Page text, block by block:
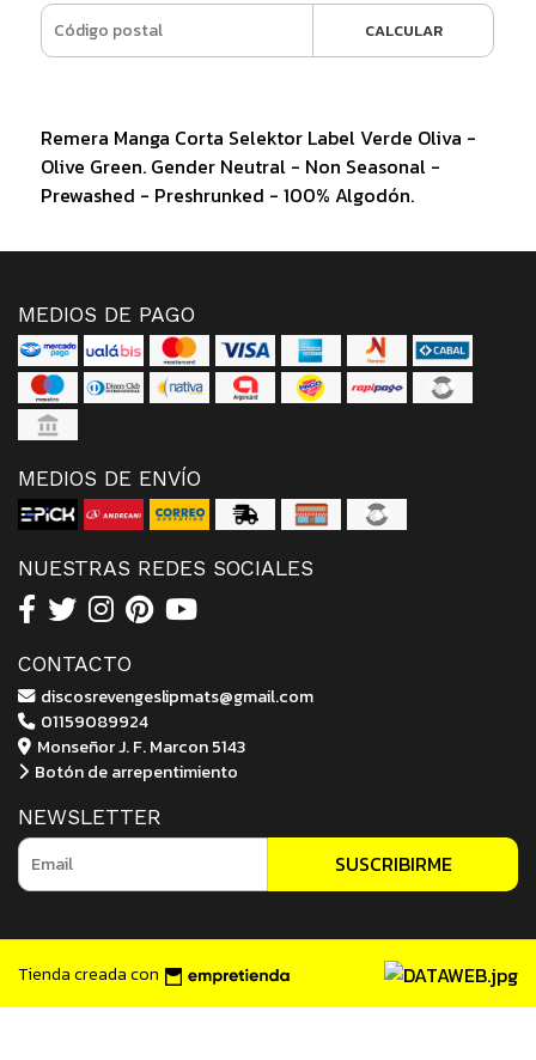
CALCULAR
Remera Manga Corta Selektor Label Verde Oliva -
Olive Green. Gender Neutral - Non Seasonal -
Prewashed - Preshrunked - 100% Algodón.
MEDIOS DE PAGO
MEDIOS DE ENVÍO
NUESTRAS REDES SOCIALES
CONTACTO
discosrevengeslipmats@gmail.com
01159089924
Monseñor J. F. Marcon 5143
Botón de arrepentimiento
NEWSLETTER
SUSCRIBIRME
Tienda creada con